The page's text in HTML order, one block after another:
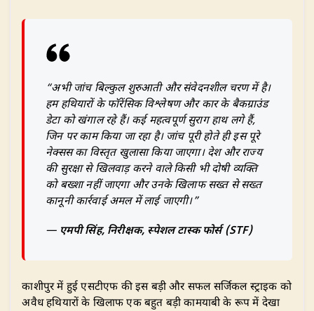
“अभी जांच बिल्कुल शुरुआती और संवेदनशील चरण में है।
हम हथियारों के फॉरेंसिक विश्लेषण और कार के बैकग्राउंड
डेटा को खंगाल रहे हैं। कई महत्वपूर्ण सुराग हाथ लगे हैं,
जिन पर काम किया जा रहा है। जांच पूरी होते ही इस पूरे
नेक्सस का विस्तृत खुलासा किया जाएगा। देश और राज्य
की सुरक्षा से खिलवाड़ करने वाले किसी भी दोषी व्यक्ति
को बख्शा नहीं जाएगा और उनके खिलाफ सख्त से सख्त
कानूनी कार्रवाई अमल में लाई जाएगी।”
— एमपी सिंह, निरीक्षक, स्पेशल टास्क फोर्स (STF)
​काशीपुर में हुई एसटीएफ की इस बड़ी और सफल सर्जिकल स्ट्राइक को
अवैध हथियारों के खिलाफ एक बहुत बड़ी कामयाबी के रूप में देखा